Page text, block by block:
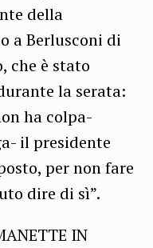
della
a Berlusconi di
che è stato
la serata:
ha colpa-
il presidente
per non fare
dire di sì”.
IN